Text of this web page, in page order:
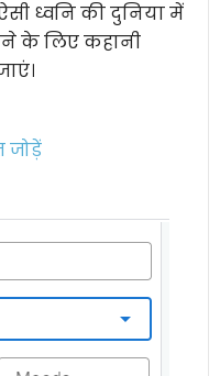
ध्वनि की दुनिया में
के लिए कहानी
जोड़ें